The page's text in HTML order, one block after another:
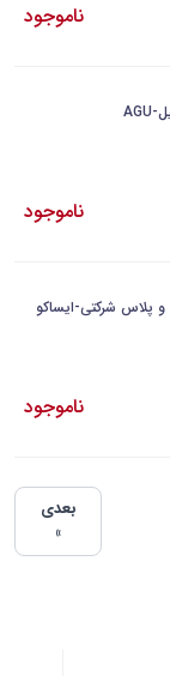
ناموجود
ناموجود
ناموجود
بعدی
»